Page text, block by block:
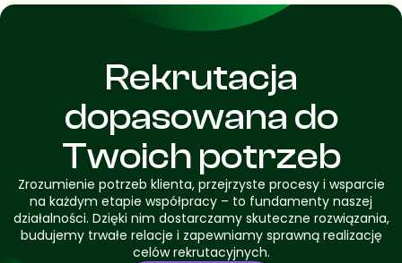
Rekrutacja
dopasowana do
Twoich potrzeb
Zrozumienie potrzeb klienta, przejrzyste procesy i wsparcie
na każdym etapie współpracy – to fundamenty naszej
działalności. Dzięki nim dostarczamy skuteczne rozwiązania,
budujemy trwałe relacje i zapewniamy sprawną realizację
celów rekrutacyjnych.